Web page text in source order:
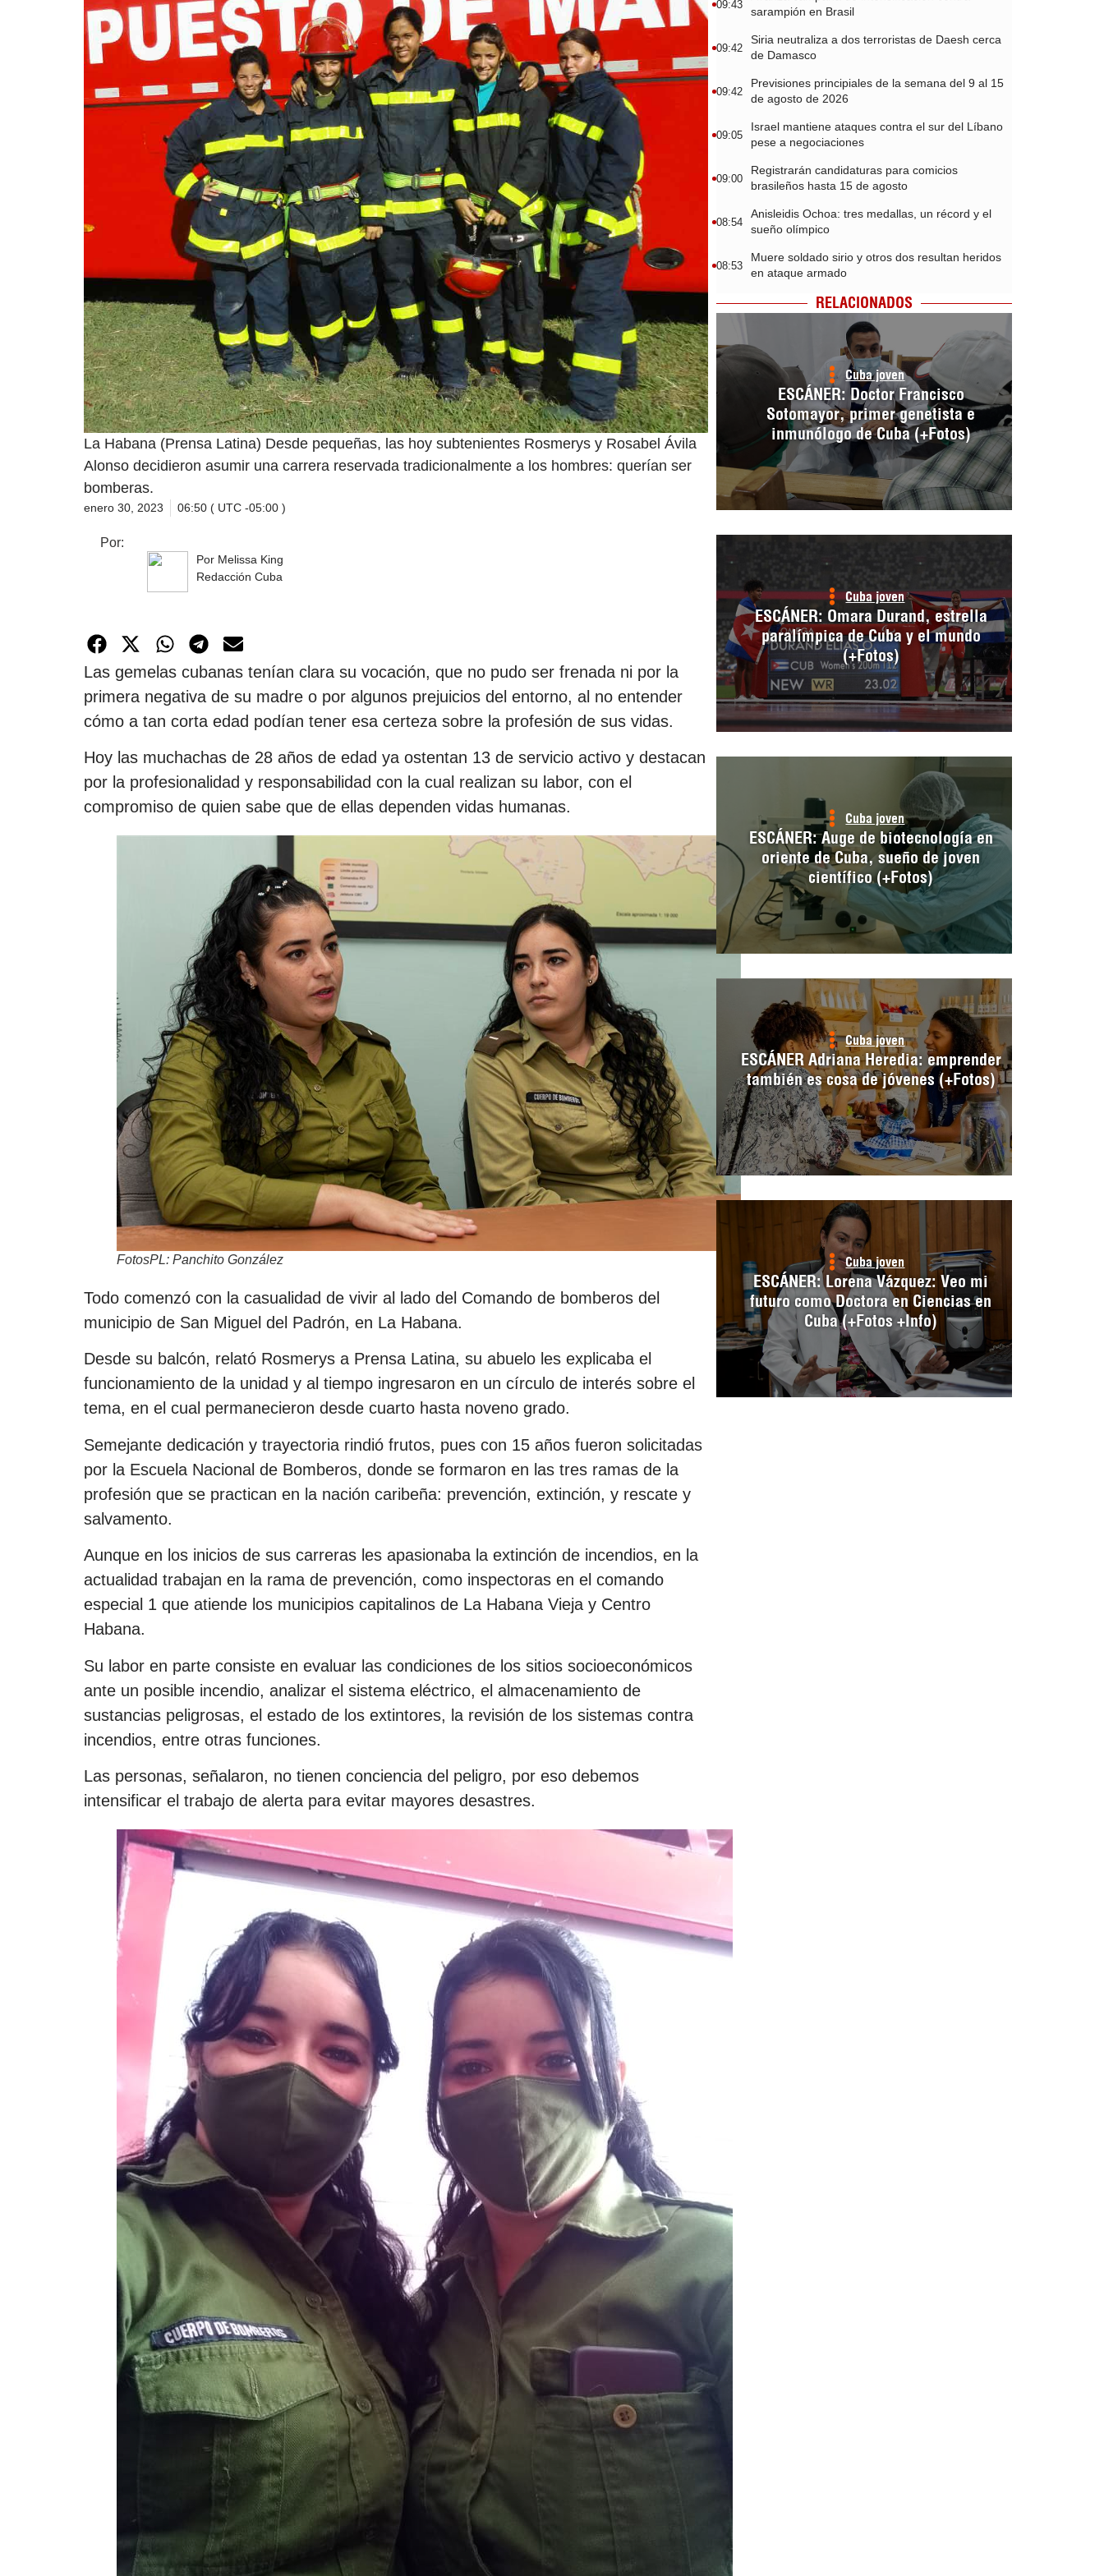
La Habana (Prensa Latina) Desde pequeñas, las hoy subtenientes Rosmerys y Rosabel Ávila
Alonso decidieron asumir una carrera reservada tradicionalmente a los hombres: querían ser
bomberas.
enero 30, 2023 06:50 ( UTC -05:00 )
Por:
Por Melissa King
Redacción Cuba
Las gemelas cubanas tenían clara su vocación, que no pudo ser frenada ni por la
primera negativa de su madre o por algunos prejuicios del entorno, al no entender
cómo a tan corta edad podían tener esa certeza sobre la profesión de sus vidas.
Hoy las muchachas de 28 años de edad ya ostentan 13 de servicio activo y destacan
por la profesionalidad y responsabilidad con la cual realizan su labor, con el
compromiso de quien sabe que de ellas dependen vidas humanas.
FotosPL: Panchito González
Todo comenzó con la casualidad de vivir al lado del Comando de bomberos del
municipio de San Miguel del Padrón, en La Habana.
Desde su balcón, relató Rosmerys a Prensa Latina, su abuelo les explicaba el
funcionamiento de la unidad y al tiempo ingresaron en un círculo de interés sobre el
tema, en el cual permanecieron desde cuarto hasta noveno grado.
Semejante dedicación y trayectoria rindió frutos, pues con 15 años fueron solicitadas
por la Escuela Nacional de Bomberos, donde se formaron en las tres ramas de la
profesión que se practican en la nación caribeña: prevención, extinción, y rescate y
salvamento.
Aunque en los inicios de sus carreras les apasionaba la extinción de incendios, en la
actualidad trabajan en la rama de prevención, como inspectoras en el comando
especial 1 que atiende los municipios capitalinos de La Habana Vieja y Centro
Habana.
Su labor en parte consiste en evaluar las condiciones de los sitios socioeconómicos
ante un posible incendio, analizar el sistema eléctrico, el almacenamiento de
sustancias peligrosas, el estado de los extintores, la revisión de los sistemas contra
incendios, entre otras funciones.
Las personas, señalaron, no tienen conciencia del peligro, por eso debemos
intensificar el trabajo de alerta para evitar mayores desastres.
09:43
sarampión en Brasil
09:42
Siria neutraliza a dos terroristas de Daesh cerca
de Damasco
09:42
Previsiones principiales de la semana del 9 al 15
de agosto de 2026
09:05
Israel mantiene ataques contra el sur del Líbano
pese a negociaciones
09:00
Registrarán candidaturas para comicios
brasileños hasta 15 de agosto
08:54
Anisleidis Ochoa: tres medallas, un récord y el
sueño olímpico
08:53
Muere soldado sirio y otros dos resultan heridos
en ataque armado
RELACIONADOS
Cuba joven
ESCÁNER: Doctor Francisco
Sotomayor, primer genetista e
inmunólogo de Cuba (+Fotos)
Cuba joven
ESCÁNER: Omara Durand, estrella
paralímpica de Cuba y el mundo
(+Fotos)
Cuba joven
ESCÁNER: Auge de biotecnología en
oriente de Cuba, sueño de joven
científico (+Fotos)
Cuba joven
ESCÁNER Adriana Heredia: emprender
también es cosa de jóvenes (+Fotos)
Cuba joven
ESCÁNER: Lorena Vázquez: Veo mi
futuro como Doctora en Ciencias en
Cuba (+Fotos +Info)